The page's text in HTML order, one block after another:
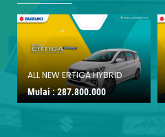
ALL NEW ERTIGA HYBRID
Mulai :287.800.000